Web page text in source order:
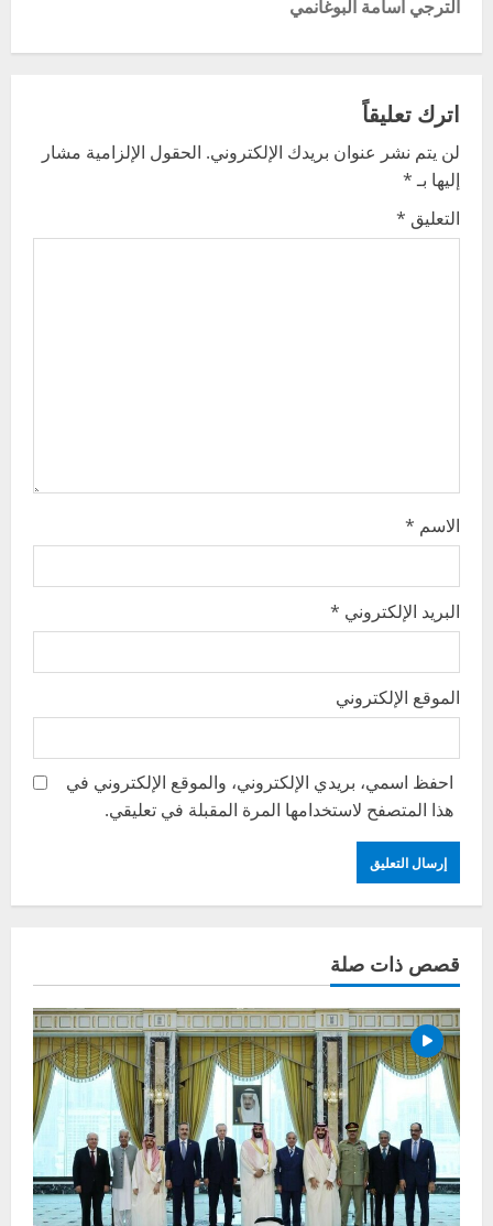
n
a
v
i
g
الترجي أسامة البوغانمي
اترك تعليقاً
لن يتم نشر عنوان بريدك الإلكتروني. الحقول الإلزامية مشار
إليها بـ*
التعليق *
الاسم *
البريد الإلكتروني *
الموقع الإلكتروني
احفظ اسمي، بريدي الإلكتروني، والموقع الإلكتروني في
هذا المتصفح لاستخدامها المرة المقبلة في تعليقي.
قصص ذات صلة